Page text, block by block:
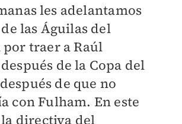
les adelantamos
las Águilas del
traer a Raúl
de la Copa del
de que no
con Fulham. En este
directiva del